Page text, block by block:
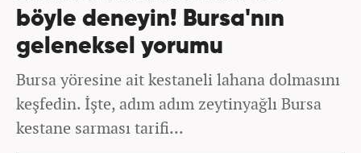
böyle deneyin! Bursa'nın
geleneksel yorumu
Bursa yöresine ait kestaneli lahana dolmasını
keşfedin. İşte, adım adım zeytinyağlı Bursa
kestane sarması tarifi...